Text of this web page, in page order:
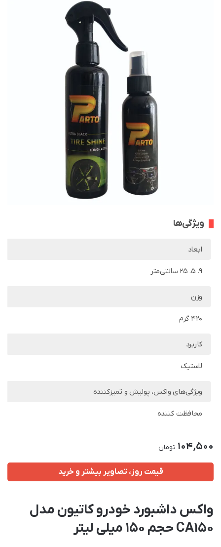
ویژگی‌ها
ابعاد
9. 5. 25 سانتی‌متر
وزن
420 گرم
کاربرد
لاستیک
ویژگی‌های واکس، پولیش و تمیزکننده
محافظت کننده
104,500 تومان
قیمت روز، تصاویر بیشتر و خرید
واکس داشبورد خودرو کاتیون مدل
CA150 حجم 150 میلی لیتر